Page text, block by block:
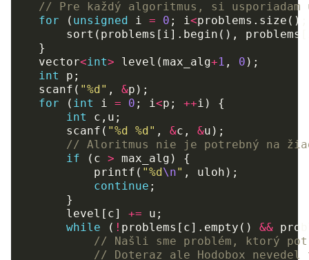
// Pre každý algoritmus, si usporiadam
for
( unsigned i = 0 ; i<problems . size ();
sort ( problems [ i]. begin (), problems
}
vector<int> level (max_alg+1 , 0 );
int
p ;
scanf ( "%d" , &p );
for
( int i = 0 ; i<p ; ++i )
{
int
c , u ;
scanf ( "%d %d" , &c , &u );
// Aloritmus nie je potrebný na
if
( c > max_alg )
{
printf ( "%d\n" , uloh );
continue ;
}
level [ c] += u ;
while
( ! problems [ c]. empty () &&
// Našli sme problém, ktorý
// Doteraz ale Hodobox